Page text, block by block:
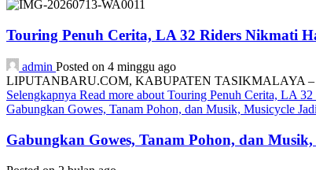
Touring Penuh Cerita, LA 32 Riders Nikmati
admin Posted on 4 minggu ago
LIPUTANBARU.COM, KABUPATEN TASIKMALAYA –
Selengkapnya Read more about Touring Penuh Cerita, LA
Gabungkan Gowes, Tanam Pohon, dan Musik, Musicycle
Gabungkan Gowes, Tanam Pohon, dan